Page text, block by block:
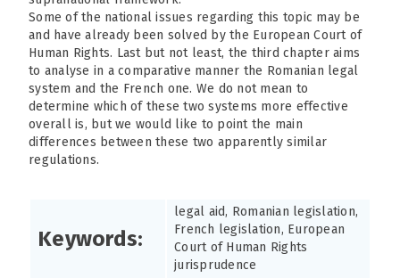
Some of the national issues regarding this topic may be
and have already been solved by the European Court of
Human Rights. Last but not least, the third chapter aims
to analyse in a comparative manner the Romanian legal
system and the French one. We do not mean to
determine which of these two systems more effective
overall is, but we would like to point the main
differences between these two apparently similar
regulations.
Keywords:
legal aid, Romanian legislation,
French legislation, European
Court of Human Rights
jurisprudence